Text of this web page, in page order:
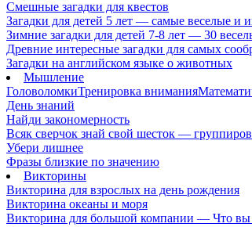
Смешные загадки для квестов
Загадки для детей 5 лет — самые веселые и
Зимние загадки для детей 7-8 лет — 30
Древние интересные загадки для самых
Загадки на английском языке о животных
Мышление
ГоловоломкиТренировка внимания
День знаний
Найди закономерность
Всяк сверчок знай свой шесток —
Убери лишнее
Фразы близкие по значению
Викторины
Викторина для взрослых на день рождения
Викторина океаны и моря
Викторина для большой компании — Что вы